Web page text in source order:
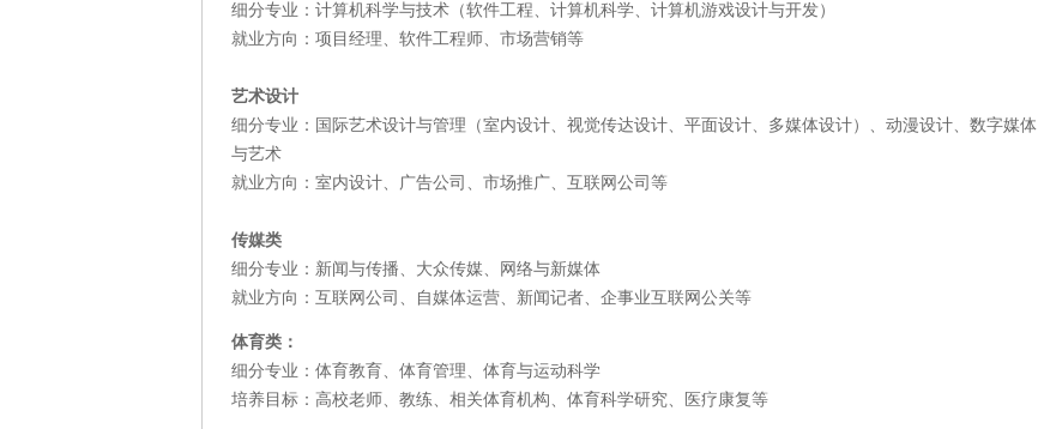
细分专业：计算机科学与技术（软件工程、计算机科学、计算机游戏设计与开发）
就业方向：项目经理、软件工程师、市场营销等
艺术设计
细分专业：国际艺术设计与管理（室内设计、视觉传达设计、平面设计、多媒体设计）、动漫设计、数字媒体
与艺术
就业方向：室内设计、广告公司、市场推广、互联网公司等
传媒类
细分专业：新闻与传播、大众传媒、网络与新媒体
就业方向：互联网公司、自媒体运营、新闻记者、企事业互联网公关等
体育类：
细分专业：体育教育、体育管理、体育与运动科学
培养目标：高校老师、教练、相关体育机构、体育科学研究、医疗康复等